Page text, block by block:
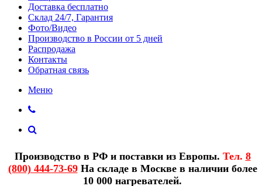
Доставка бесплатно
Склад 24/7, Гарантия
Фото/Видео
Производство в России от 5 дней
Распродажа
Контакты
Обратная связь
Меню
Производство в РФ и поставки из Европы. Тел. 8
(800) 444-73-69На складе в Москве в наличии более
10 000 нагревателей.